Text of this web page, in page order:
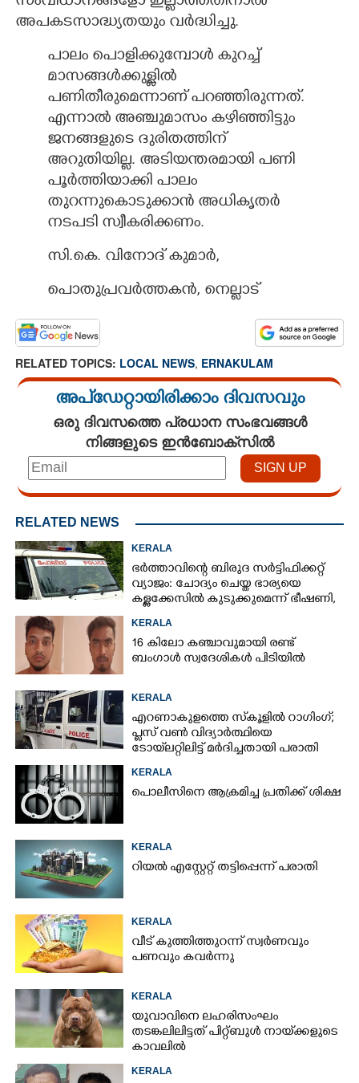
അപകടസാദ്ധ്യതയും വർദ്ധിച്ചു.
പാലം പൊളിക്കുമ്പോൾ കുറച്ച്
മാസങ്ങൾക്കുള്ളിൽ
പണിതീരുമെന്നാണ് പറഞ്ഞിരുന്നത്.
എന്നാൽ അഞ്ചുമാസം കഴിഞ്ഞിട്ടും
ജനങ്ങളുടെ ദുരിതത്തിന്
അറുതിയില്ല. അടിയന്തരമായി പണി
പൂർത്തിയാക്കി പാലം
തുറന്നുകൊടുക്കാൻ അധികൃതർ
നടപടി സ്വീകരിക്കണം.
സി.കെ. വിനോദ് കുമാർ,
പൊതുപ്രവർത്തകൻ, നെല്ലാട്
RELATED TOPICS: LOCAL NEWS, ERNAKULAM
അപ്ഡേറ്റായിരിക്കാം ദിവസവും
ഒരു ദിവസത്തെ പ്രധാന സംഭവങ്ങൾ
നിങ്ങളുടെ ഇൻബോക്സിൽ
RELATED NEWS
KERALA
ഭർത്താവിന്റെ ബിരുദ സർട്ടിഫിക്കറ്റ്
വ്യാജം: ചോദ്യം ചെയ്ത ഭാര്യയെ
കള്ളക്കേസിൽ കുടുക്കുമെന്ന് ഭീഷണി,
KERALA
16 കിലോ കഞ്ചാവുമായി രണ്ട്
ബംഗാൾ സ്വദേശികൾ പിടിയിൽ
KERALA
എറണാകുളത്തെ സ്‌കൂളിൽ റാഗിംഗ്;
പ്ലസ് വൺ വിദ്യാർത്ഥിയെ
ടോയ്‌ലറ്റിലിട്ട് മർദിച്ചതായി പരാതി
KERALA
പൊലീസിനെ ആക്രമിച്ച പ്രതിക്ക് ശിക്ഷ
KERALA
റിയൽ എസ്റ്റേറ്റ് തട്ടിപ്പെന്ന് പരാതി
KERALA
വീട് കുത്തിത്തുറന്ന് സ്വർണവും
പണവും കവർന്നു
KERALA
യുവാവിനെ ലഹരിസംഘം
തടങ്കലിലിട്ടത് പിറ്റ്ബുൾ നായ്‌ക്കളുടെ
കാവലിൽ
KERALA